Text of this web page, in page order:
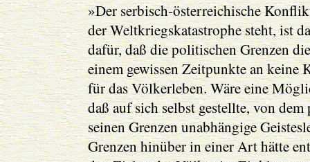
»Der serbisch-österreichische
der Weltkriegskatastrophe steht, ist
dafür, daß die politischen Grenzen
einem gewissen Zeitpunkte an keine
für das Völkerleben. Wäre eine
daß auf sich selbst gestellte, von
seinen Grenzen unabhängige
Grenzen hinüber in einer Art hätte